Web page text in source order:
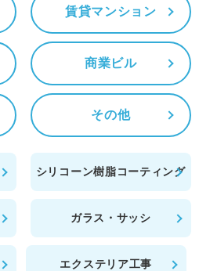
賃貸マンション
商業ビル
その他
シリコーン樹脂コーティング
ガラス・サッシ
エクステリア工事